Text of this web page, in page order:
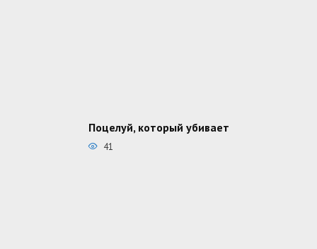
Поцелуй, который убивает
41